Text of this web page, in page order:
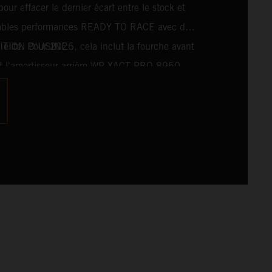
effacer le dernier écart entre le stock et
performances READY TO RACE avec des
élite. Pour 2026, cela inclut la fourche avant
arrière WP XACT PRO 8950,
de seconde, elle comporte des
course, tout droit sortis du plus haut niveau
D'USINE :